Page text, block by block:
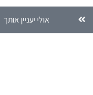
אולי יעניין אותך